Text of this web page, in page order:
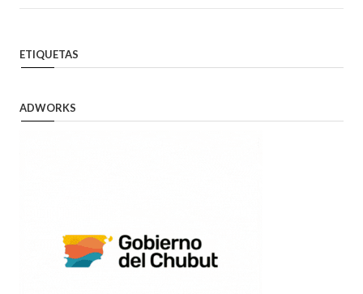
ETIQUETAS
ADWORKS